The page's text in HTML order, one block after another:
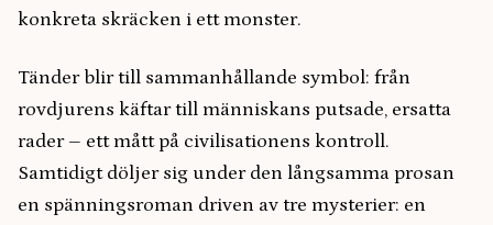
konkreta skräcken i ett monster.
Tänder blir till sammanhållande symbol: från
rovdjurens käftar till människans putsade, ersatta
rader – ett mått på civilisationens kontroll.
Samtidigt döljer sig under den långsamma prosan
en spänningsroman driven av tre mysterier: en